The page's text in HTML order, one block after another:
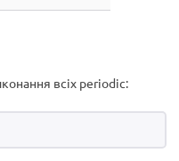
всіх periodic: